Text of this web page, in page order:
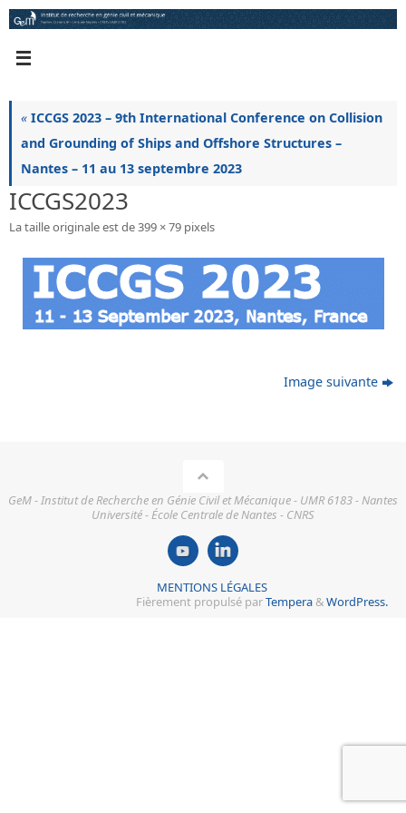
Passer
au
« ICCGS 2023 – 9th International Conference on Collision
and Grounding of Ships and Offshore Structures –
Nantes – 11 au 13 septembre 2023
ICCGS2023
La taille originale est de399 × 79 pixels
Image suivante
GeM - Institut de Recherche en Génie Civil et Mécanique - UMR 6183 - Nantes
Université - École Centrale de Nantes - CNRS
MENTIONS LÉGALES
Fièrement propulsé parTempera &WordPress.